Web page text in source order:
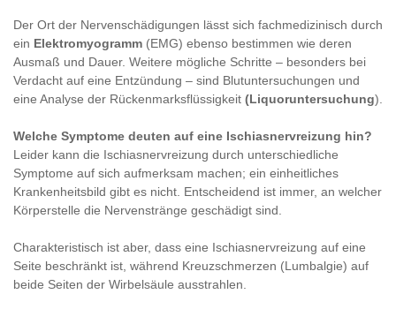
Der Ort der Nervenschädigungen lässt sich fachmedizinisch durch
ein Elektromyogramm (EMG) ebenso bestimmen wie deren
Ausmaß und Dauer. Weitere mögliche Schritte – besonders bei
Verdacht auf eine Entzündung – sind Blutuntersuchungen und
eine Analyse der Rückenmarksflüssigkeit (Liquoruntersuchung).
Welche Symptome deuten auf eine Ischiasnervreizung hin?
Leider kann die Ischiasnervreizung durch unterschiedliche
Symptome auf sich aufmerksam machen; ein einheitliches
Krankenheitsbild gibt es nicht. Entscheidend ist immer, an welcher
Körperstelle die Nervenstränge geschädigt sind.
Charakteristisch ist aber, dass eine Ischiasnervreizung auf eine
Seite beschränkt ist, während Kreuzschmerzen (Lumbalgie) auf
beide Seiten der Wirbelsäule ausstrahlen.